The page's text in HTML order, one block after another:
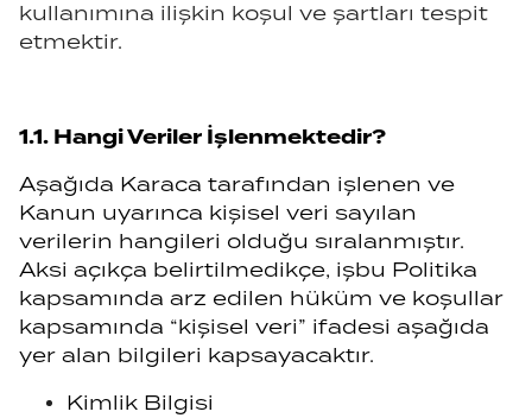
kullanımına ilişkin koşul ve şartları tespit
etmektir.
1.1. Hangi Veriler İşlenmektedir?
Aşağıda Karaca tarafından işlenen ve
Kanun uyarınca kişisel veri sayılan
verilerin hangileri olduğu sıralanmıştır.
Aksi açıkça belirtilmedikçe, işbu Politika
kapsamında arz edilen hüküm ve koşullar
kapsamında “kişisel veri” ifadesi aşağıda
yer alan bilgileri kapsayacaktır.
Kimlik Bilgisi